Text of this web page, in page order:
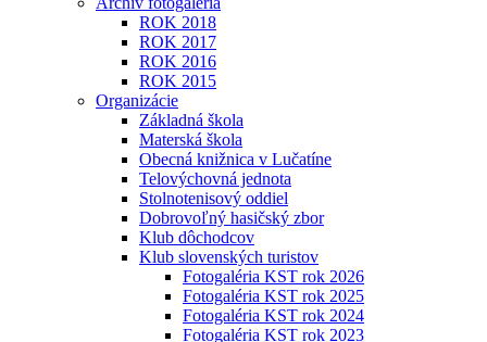
ROK 2018
ROK 2017
ROK 2016
ROK 2015
Organizácie
Základná škola
Materská škola
Obecná knižnica v Lučatíne
Telovýchovná jednota
Stolnotenisový oddiel
Dobrovoľný hasičský zbor
Klub dôchodcov
Klub slovenských turistov
Fotogaléria KST rok 2026
Fotogaléria KST rok 2025
Fotogaléria KST rok 2024
Fotogaléria KST rok 2023